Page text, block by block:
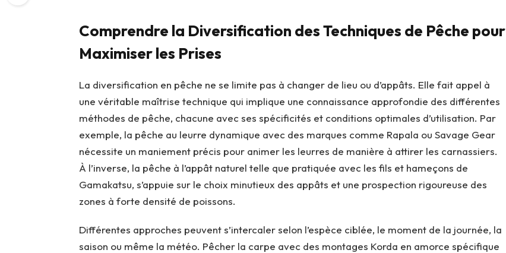
Comprendre la Diversification des Techniques de Pêche pour
Maximiser les Prises
La diversification en pêche ne se limite pas à changer de lieu ou d’appâts. Elle fait appel à
une véritable maîtrise technique qui implique une connaissance approfondie des différentes
méthodes de pêche, chacune avec ses spécificités et conditions optimales d’utilisation. Par
exemple, la pêche au leurre dynamique avec des marques comme Rapala ou Savage Gear
nécessite un maniement précis pour animer les leurres de manière à attirer les carnassiers.
À l’inverse, la pêche à l’appât naturel telle que pratiquée avec les fils et hameçons de
Gamakatsu, s’appuie sur le choix minutieux des appâts et une prospection rigoureuse des
zones à forte densité de poissons.
Différentes approches peuvent s’intercaler selon l’espèce ciblée, le moment de la journée, la
saison ou même la météo. Pêcher la carpe avec des montages Korda en amorce spécifique